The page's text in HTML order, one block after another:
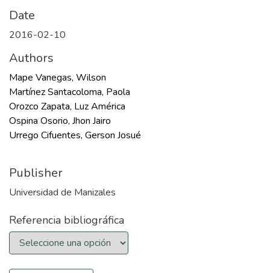
Date
2016-02-10
Authors
Mape Vanegas, Wilson
Martínez Santacoloma, Paola
Orozco Zapata, Luz América
Ospina Osorio, Jhon Jairo
Urrego Cifuentes, Gerson Josué
Publisher
Universidad de Manizales
Referencia bibliográfica